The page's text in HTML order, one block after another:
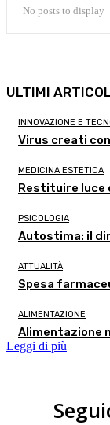
No posts to display
ULTIMI
INNOVAZIONE E
Virus creati
MEDICINA ESTETICA
Restituire luce
PSICOLOGIA
Autostima: il
ATTUALITÀ
Spesa
ALIMENTAZIONE
Alimentazione
Leggi di più